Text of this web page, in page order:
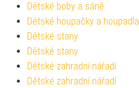
Dětské boby a sáně
Dětské houpačky a houpadla
Dětské stany
Dětské stany
Dětské zahradní nářadí
Dětské zahradní nářadí